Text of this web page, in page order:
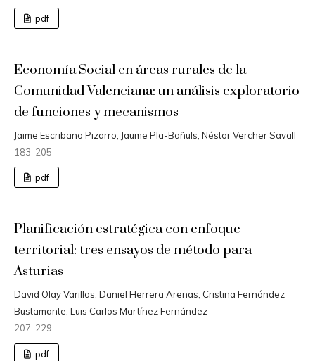
pdf
Economía Social en áreas rurales de la
Comunidad Valenciana: un análisis exploratorio
de funciones y mecanismos
Jaime Escribano Pizarro, Jaume Pla-Bañuls, Néstor Vercher Savall
183-205
pdf
Planificación estratégica con enfoque
territorial: tres ensayos de método para
Asturias
David Olay Varillas, Daniel Herrera Arenas, Cristina Fernández
Bustamante, Luis Carlos Martínez Fernández
207-229
pdf